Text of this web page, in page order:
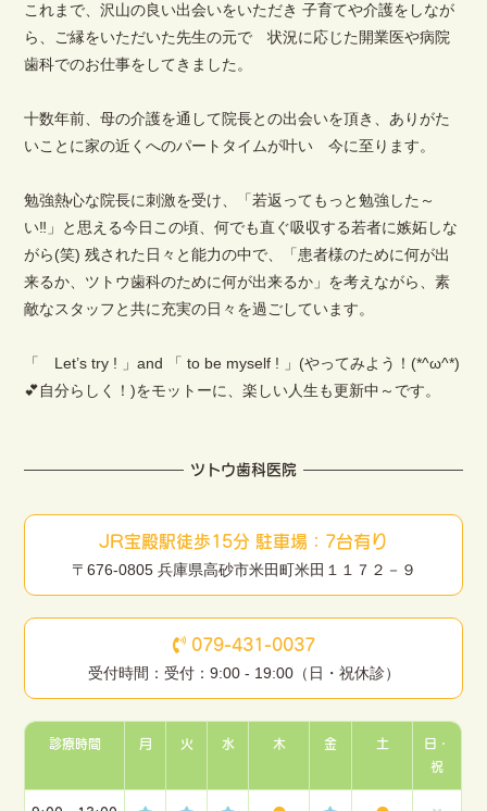
これまで、沢山の良い出会いをいただき 子育てや介護をしなが
ら、ご縁をいただいた先生の元で 状況に応じた開業医や病院
歯科でのお仕事をしてきました。
十数年前、母の介護を通して院長との出会いを頂き、ありがた
いことに家の近くへのパートタイムが叶い 今に至ります。
勉強熱心な院長に刺激を受け、「若返ってもっと勉強した～
い‼︎」と思える今日この頃、何でも直ぐ吸収する若者に嫉妬しな
がら(笑) 残された日々と能力の中で、「患者様のために何が出
来るか、ツトウ歯科のために何が出来るか」を考えながら、素
敵なスタッフと共に充実の日々を過ごしています。
「 Let’s try ! 」and 「 to be myself ! 」(やってみよう！(*^ω^*)
💕自分らしく！)をモットーに、楽しい人生も更新中～です。
ツトウ歯科医院
JR宝殿駅徒歩15分 駐車場：7台有り
〒676-0805 兵庫県高砂市米田町米田１１７２－９
079-431-0037
受付時間：受付：9:00 - 19:00（日・祝休診）
診療時間 月 火 水 木 金 土
日・
祝